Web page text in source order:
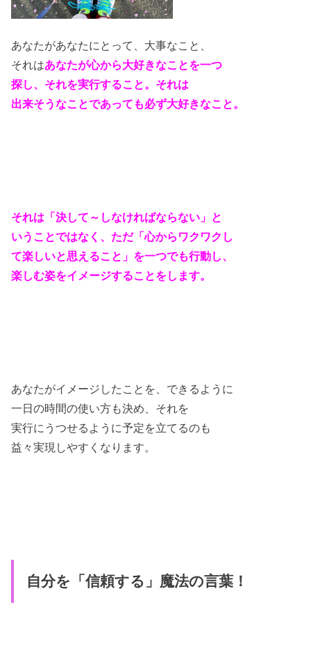
あなたがあなたにとって、大事なこと、
それはあなたが心から大好きなことを一つ
探し、それを実行すること。それは
出来そうなことであっても必ず大好きなこと。
それは「決して～しなければならない」と
いうことではなく、ただ「心からワクワクし
て楽しいと思えること」を一つでも行動し、
楽しむ姿をイメージすることをします。
あなたがイメージしたことを、できるように
一日の時間の使い方も決め、それを
実行にうつせるように予定を立てるのも
益々実現しやすくなります。
自分を「信頼する」魔法の言葉！